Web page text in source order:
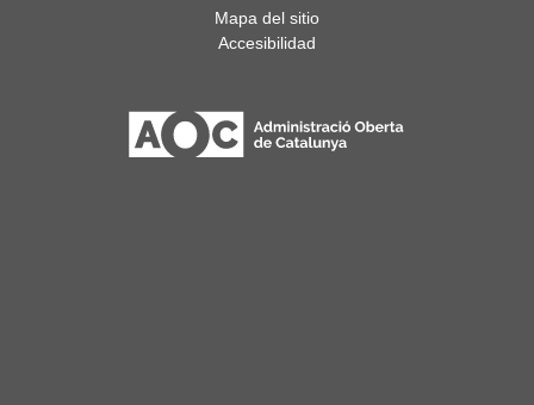
Mapa del sitio
Accesibilidad